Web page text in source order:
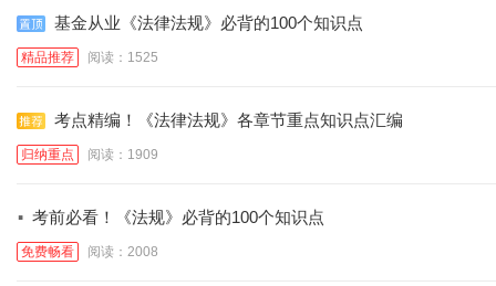
基金从业《法律法规》必背的100个知识点
精品推荐 阅读：1525
考点精编！《法律法规》各章节重点知识点汇编
归纳重点 阅读：1909
· 考前必看！《法规》必背的100个知识点
免费畅看 阅读：2008